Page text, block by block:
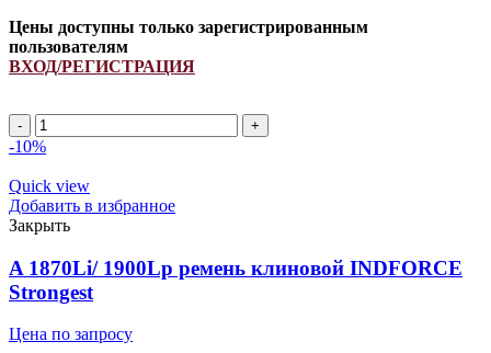
Цены доступны только зарегистрированным
пользователям
ВХОД/РЕГИСТРАЦИЯ
A
1470Li/
ремень
клиновой
INDFORCE
Strongest
quantity
-10%
Quick view
Добавить в избранное
Закрыть
A 1870Li/ 1900Lp ремень клиновой INDFORCE
Strongest
Цена по запросу